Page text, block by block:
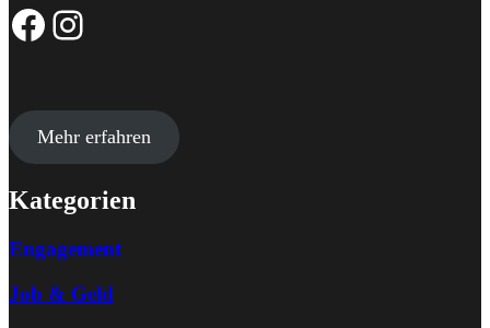
Facebook-SeiteInstagram-Profil
Mehr erfahren
Kategorien
Engagement
Job & Geld